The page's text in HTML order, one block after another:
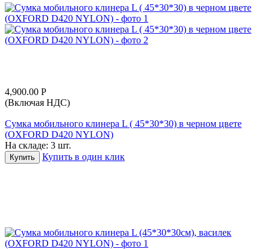
4,900.00 Р
(Включая НДС)
Сумка мобильного клинера L ( 45*30*30) в черном цвете
(OXFORD D420 NYLON)
На складе: 3 шт.
Купить Купить в один клик